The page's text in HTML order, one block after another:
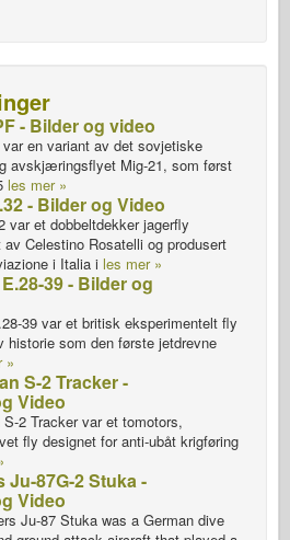
- Bilder og video
var en variant av det sovjetiske
avskjæringsflyet Mig-21, som først
les mer »
- Bilder og Video
var et dobbeltdekker jagerfly
av Celestino Rosatelli og produsert
i Italia i les mer »
39 - Bilder og
39 var et britisk eksperimentelt fly
historie som den første jetdrevne
»
S-2 Tracker -
Video
S-2 Tracker var et tomotors,
fly designet for anti-ubåt krigføring
Ju-87G-2 Stuka -
Video
Ju-87 Stuka was a German dive